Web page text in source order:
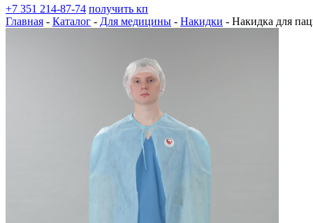
+7 351 214-87-74 получить кп
Главная - Каталог - Для медицины - Накидки - Накидка для